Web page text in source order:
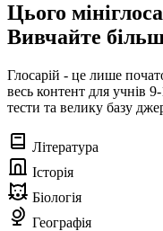
Цього
Вивчайте
Глосарій - це лише
весь контент для учнів
тести та велику базу
Література
Історія
Біологія
Географія